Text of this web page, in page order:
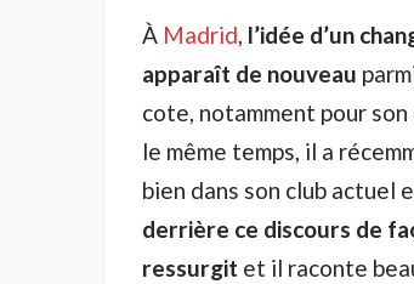
À Madrid, l’idée d’un
apparaît de nouveau
cote, notamment pour
le même temps, il a
bien dans son club actuel
derrière ce discours de
ressurgit et il raconte